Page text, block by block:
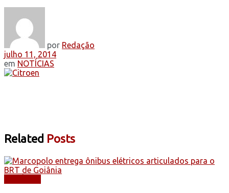
por Redação
julho 11, 2014
em NOTÍCIAS
Related Posts